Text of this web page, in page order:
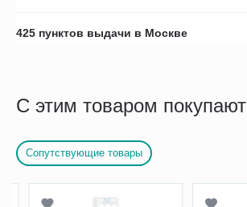
425 пунктов выдачи в Москве
С этим товаром покупают
Сопутствующие товары